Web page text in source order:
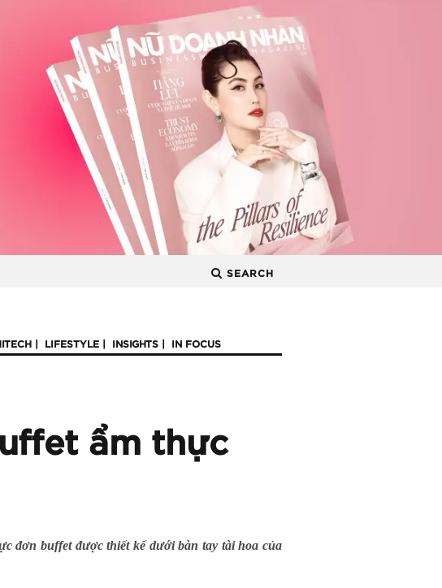
SEARCH
LIFESTYLE INSIGHTS IN FOCUS
ẩm thực
đơn buffet được thiết kế dưới bàn tay tài hoa của